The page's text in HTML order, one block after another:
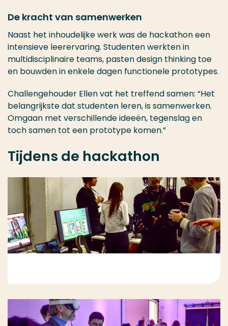
De kracht van samenwerken
Naast het inhoudelijke werk was de hackathon een
intensieve leerervaring. Studenten werkten in
multidisciplinaire teams, pasten design thinking toe
en bouwden in enkele dagen functionele prototypes.
Challengehouder Ellen vat het treffend samen: “Het
belangrijkste dat studenten leren, is samenwerken.
Omgaan met verschillende ideeën, tegenslag en
toch samen tot een prototype komen.”
Tijdens de hackathon